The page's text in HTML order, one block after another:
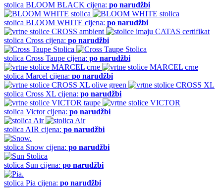
stolica BLOOM BLACK cijena: po narudžbi
stolica BLOOM WHITE cijena: po narudžbi
stolica Cross cijena: po narudžbi
stolica Cross Taupe cijena: po narudžbi
stolica Marcel cijena: po narudžbi
stolica Cross XL cijena: po narudžbi
stolica Victor cijena: po narudžbi
stolicaAIR cijena: po narudžbi
stolica Snow cijena: po narudžbi
stolica Sun cijena: po narudžbi
stolica Pia cijena: po narudžbi